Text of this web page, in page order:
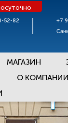
52-82 +7
МАГАЗИН
О